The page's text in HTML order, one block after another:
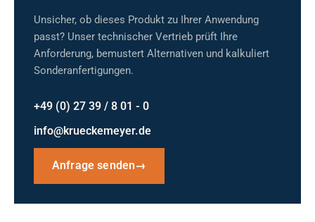
Unsicher, ob dieses Produkt zu Ihrer Anwendung
passt? Unser technischer Vertrieb prüft Ihre
Anforderung, bemustert Alternativen und kalkuliert
Sonderanfertigungen.
+49 (0) 27 39 / 8 01 - 0
info@krueckemeyer.de
Anfrage senden→